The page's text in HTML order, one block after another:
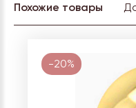
Похожие товары
-20%